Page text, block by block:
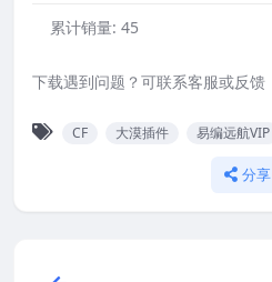
累计销量: 45
下载遇到问题？可联系客服或反馈
CF 大漠插件 易编远航VIP
分享